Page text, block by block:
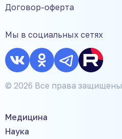
Договор-оферта
Мы в социальных сетях
© 2026 Все права защищены
Медицина
Наука